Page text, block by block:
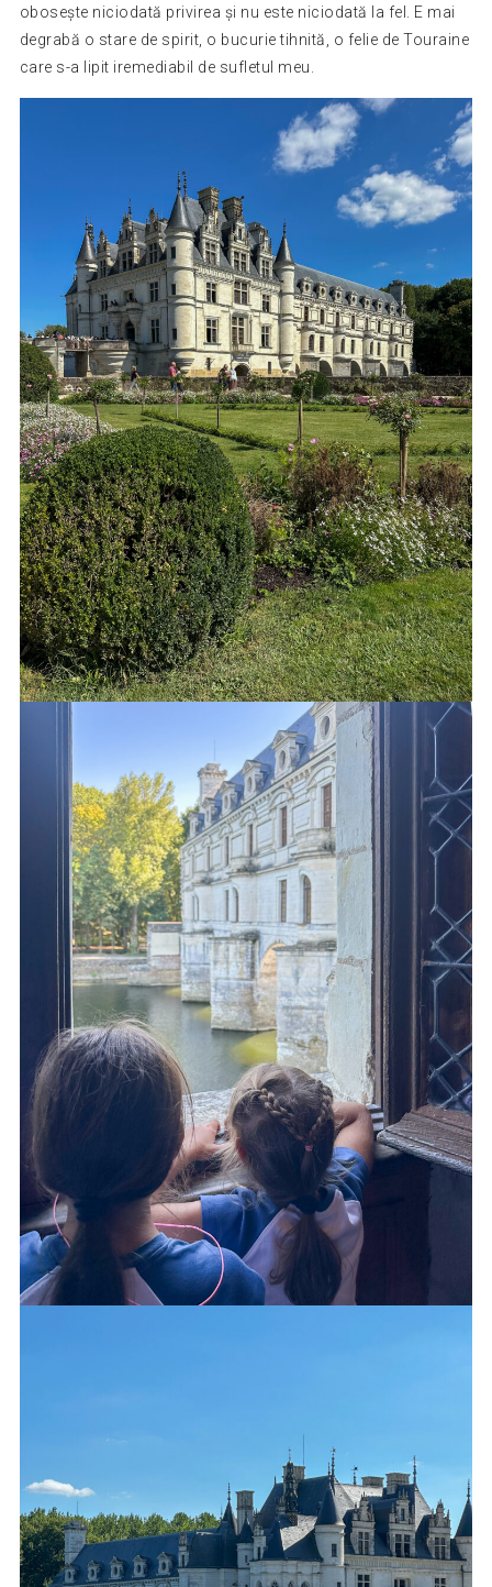
obosește niciodată privirea și nu este niciodată la fel. E mai
degrabă o stare de spirit, o bucurie tihnită, o felie de Touraine
care s-a lipit iremediabil de sufletul meu.